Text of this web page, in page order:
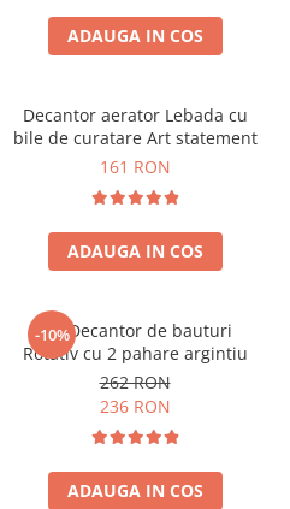
ADAUGA IN COS
Decantor aerator Lebada cu
bile de curatare Art statement
161 RON
ADAUGA IN COS
-10%
Set Decantor de bauturi
Rotativ cu 2 pahare argintiu
262 RON
236 RON
ADAUGA IN COS